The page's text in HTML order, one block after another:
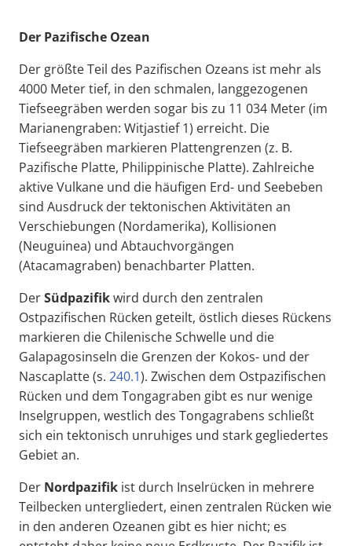
Der Pazifische Ozean
Der größte Teil des Pazifischen Ozeans ist mehr als
4000 Meter tief, in den schmalen, langgezogenen
Tiefseegräben werden sogar bis zu 11 034 Meter (im
Marianengraben: Witjastief 1) erreicht. Die
Tiefseegräben markieren Plattengrenzen (z. B.
Pazifische Platte, Philippinische Platte). Zahlreiche
aktive Vulkane und die häufigen Erd- und Seebeben
sind Ausdruck der tektonischen Aktivitäten an
Verschiebungen (Nordamerika), Kollisionen
(Neuguinea) und Abtauchvorgängen
(Atacamagraben) benachbarter Platten.
DerSüdpazifikwird durch den zentralen
Ostpazifischen Rücken geteilt, östlich dieses Rückens
markieren die Chilenische Schwelle und die
Galapagosinseln die Grenzen der Kokos- und der
Nascaplatte (s. 240.1). Zwischen dem Ostpazifischen
Rücken und dem Tongagraben gibt es nur wenige
Inselgruppen, westlich des Tongagrabens schließt
sich ein tektonisch unruhiges und stark gegliedertes
Gebiet an.
Der Nordpazifik ist durch Inselrücken in mehrere
Teilbecken untergliedert, einen zentralen Rücken wie
in den anderen Ozeanen gibt es hier nicht; es